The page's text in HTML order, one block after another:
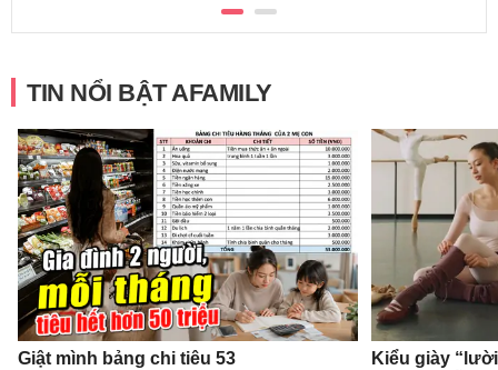
TIN NỔI BẬT AFAMILY
Giật mình bảng chi tiêu 53
Kiểu giày